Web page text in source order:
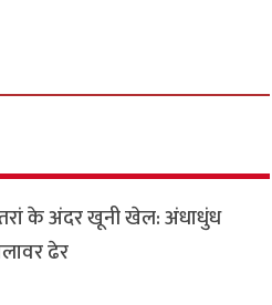
के अंदर खूनी खेल: अंधाधुंध
ढेर